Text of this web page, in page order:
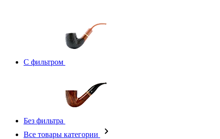
С фильтром
Без фильтра
Все товары категории